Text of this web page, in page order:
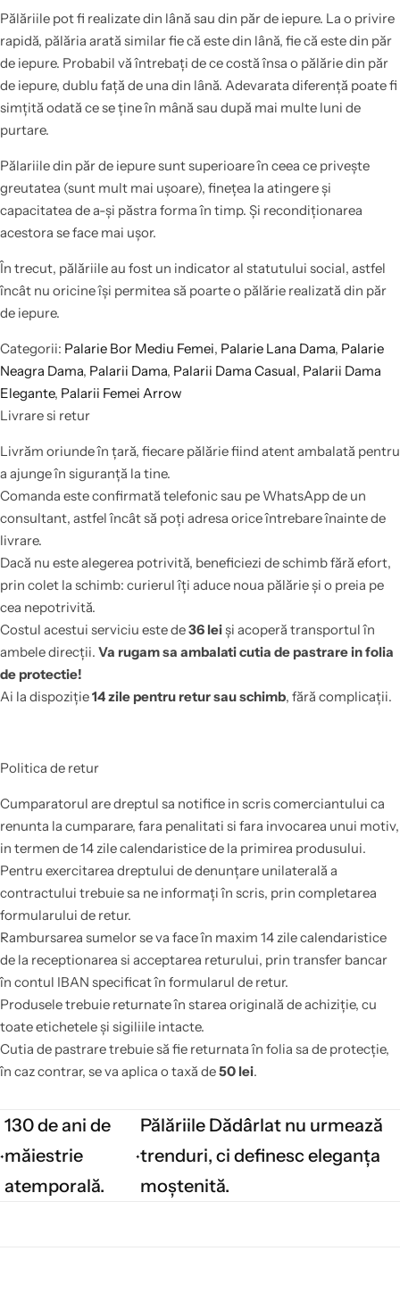
Pălăriile pot fi realizate din lână sau din păr de iepure. La o privire
rapidă, pălăria arată similar fie că este din lână, fie că este din păr
de iepure. Probabil vă întrebați de ce costă însa o pălărie din păr
de iepure, dublu față de una din lână. Adevarata diferență poate fi
simțită odată ce se ține în mână sau după mai multe luni de
purtare.
Pălariile din păr de iepure sunt superioare în ceea ce privește
greutatea (sunt mult mai ușoare), finețea la atingere și
capacitatea de a-și păstra forma în timp. Și recondiționarea
acestora se face mai ușor.
În trecut, pălăriile au fost un indicator al statutului social, astfel
încât nu oricine își permitea să poarte o pălărie realizată din păr
de iepure.
Categorii: Palarie Bor Mediu Femei, Palarie Lana Dama, Palarie
Neagra Dama, Palarii Dama, Palarii Dama Casual, Palarii Dama
Elegante, Palarii Femei Arrow
Livrare si retur
Livrăm oriunde în țară, fiecare pălărie fiind atent ambalată pentru
a ajunge în siguranță la tine.
Comanda este confirmată telefonic sau pe WhatsApp de un
consultant, astfel încât să poți adresa orice întrebare înainte de
livrare.
Dacă nu este alegerea potrivită, beneficiezi de schimb fără efort,
prin colet la schimb: curierul îți aduce noua pălărie și o preia pe
cea nepotrivită.
Costul acestui serviciu este de36 leiși acoperă transportul în
ambele direcții. Va rugam sa ambalati cutia de pastrare in folia
de protectie!
Ai la dispoziție14 zile pentru retur sau schimb, fără complicații.
Politica de retur
Cumparatorul are dreptul sa notifice in scris comerciantului ca
renunta la cumparare, fara penalitati si fara invocarea unui motiv,
in termen de 14 zile calendaristice de la primirea produsului.
Pentru exercitarea dreptului de denunțare unilaterală a
contractului trebuie sa ne informați în scris, prin completarea
formularului de retur.
Rambursarea sumelor se va face în maxim 14 zile calendaristice
de la receptionarea si acceptarea returului, prin transfer bancar
în contul IBAN specificat în formularul de retur.
Produsele trebuie returnate în starea originală de achiziție, cu
toate etichetele și sigiliile intacte.
Cutia de pastrare trebuie să fie returnata în folia sa de protecție,
în caz contrar, se va aplica o taxă de50 lei.
130 de ani de
măiestrie
atemporală.
Pălăriile Dădârlat nu urmează
trenduri, ci definesc eleganța
moștenită.